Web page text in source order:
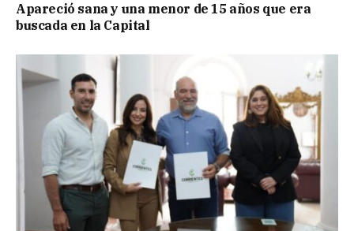
Apareció sana y una menor de 15 años que era
buscada en la Capital